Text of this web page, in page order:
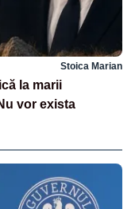
Stoica Marian
la marii
vor exista